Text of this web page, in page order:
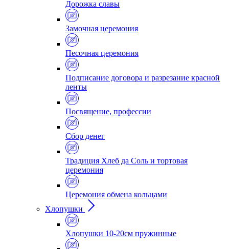
Дорожка славы
Замочная церемония
Песочная церемония
Подписание договора и разрезание красной
ленты
Посвящение, профессии
Сбор денег
Традиция Хлеб да Соль и тортовая
церемония
Церемония обмена кольцами
Хлопушки
Хлопушки 10-20см пружинные